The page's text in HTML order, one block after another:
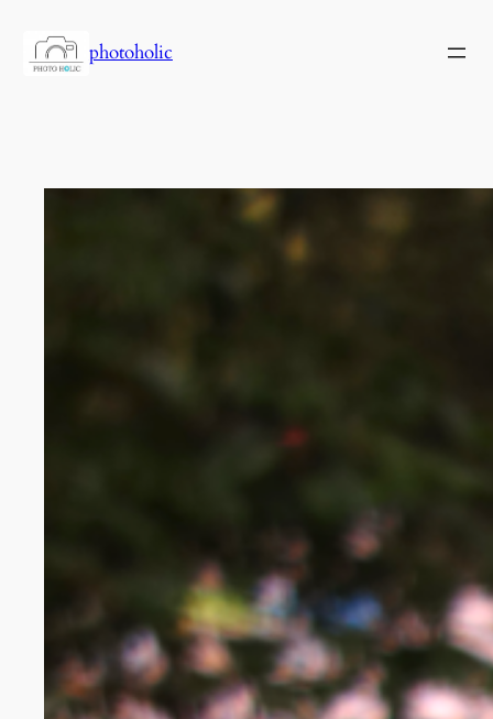
photoholic